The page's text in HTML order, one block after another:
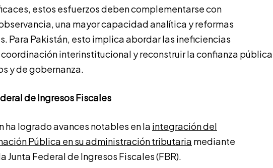
estos esfuerzos deben complementarse con
una mayor capacidad analítica y reformas
Para Pakistán, esto implica abordar las ineficiencias
interinstitucional y reconstruir la confianza pública
y de gobernanza.
de Ingresos Fiscales
ha logrado avances notables en la integración del
Pública en su administración tributaria mediante
Federal de Ingresos Fiscales (FBR).